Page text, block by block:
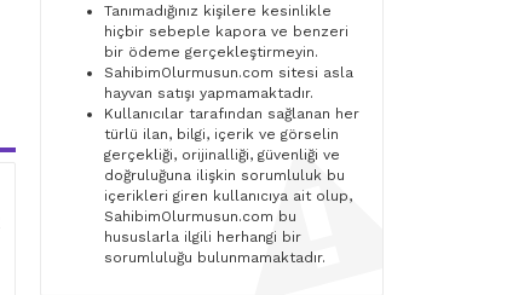
Tanımadığınız kişilere kesinlikle
hiçbir sebeple kapora ve benzeri
bir ödeme gerçekleştirmeyin.
SahibimOlurmusun.com sitesi asla
hayvan satışı yapmamaktadır.
Kullanıcılar tarafından sağlanan her
türlü ilan, bilgi, içerik ve görselin
gerçekliği, orijinalliği, güvenliği ve
doğruluğuna ilişkin sorumluluk bu
içerikleri giren kullanıcıya ait olup,
SahibimOlurmusun.com bu
hususlarla ilgili herhangi bir
sorumluluğu bulunmamaktadır.